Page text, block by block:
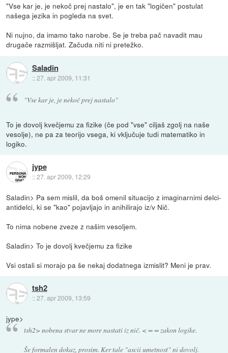
"Vse kar je, je nekoč prej nastalo", je en tak "logičen" postulat
našega jezika in pogleda na svet.
Ni nujno, da imamo tako narobe. Se je treba pač navadit mau
drugače razmišljat. Začuda niti ni pretežko.
Saladin
::27. apr 2009, 11:31
"Vse kar je, je nekoč prej nastalo"
To je dovolj kvečjemu za fizike (če pod "vse" ciljaš zgolj na naše
vesolje), ne pa za teorijo vsega, ki vključuje tudi matematiko in
logiko.
jype
::27. apr 2009, 12:29
Saladin> Pa sem mislil, da boš omenil situacijo z imaginarnimi delci-
antidelci, ki se "kao" pojavljajo in anihilirajo iz/v Nič.
To nima nobene zveze z našim vesoljem.
Saladin> To je dovolj kvečjemu za fizike
Vsi ostali si morajo pa še nekaj dodatnega izmislit? Meni je prav.
tsh2
::27. apr 2009, 13:59
jype>
tsh2> nobena stvar ne more nastati iz nič. < = = zakon logike.
Še formalen dokaz, prosim. Ker tale "ascii umetnost" ni dovolj.